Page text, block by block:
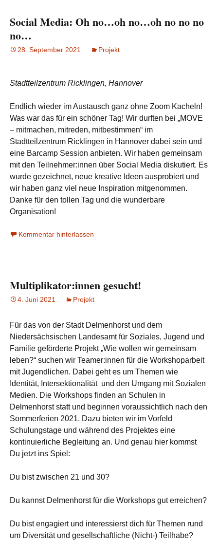
Social Media: Oh no…oh no…oh no no no
no…
28. September 2021 Projekt
Stadtteilzentrum Ricklingen, Hannover
Endlich wieder im Austausch ganz ohne Zoom Kacheln!
Was war das für ein schöner Tag! Wir durften bei „MOVE
– mitmachen, mitreden, mitbestimmen“ im
Stadtteilzentrum Ricklingen in Hannover dabei sein und
eine Barcamp Session anbieten. Wir haben gemeinsam
mit den Teilnehmer:innen über Social Media diskutiert. Es
wurde gezeichnet, neue kreative Ideen ausprobiert und
wir haben ganz viel neue Inspiration mitgenommen.
Danke für den tollen Tag und die wunderbare
Organisation!
Kommentar hinterlassen
Multiplikator:innen gesucht!
4. Juni 2021 Projekt
Für das von der Stadt Delmenhorst und dem
Niedersächsischen Landesamt für Soziales, Jugend und
Familie geförderte Projekt „Wie wollen wir gemeinsam
leben?“ suchen wir Teamer:innen für die Workshoparbeit
mit Jugendlichen. Dabei geht es um Themen wie
Identität, Intersektionalität und den Umgang mit Sozialen
Medien. Die Workshops finden an Schulen in
Delmenhorst statt und beginnen voraussichtlich nach den
Sommerferien 2021. Dazu bieten wir im Vorfeld
Schulungstage und während des Projektes eine
kontinuierliche Begleitung an. Und genau hier kommst
Du jetzt ins Spiel:
Du bist zwischen 21 und 30?
Du kannst Delmenhorst für die Workshops gut erreichen?
Du bist engagiert und interessierst dich für Themen rund
um Diversität und gesellschaftliche (Nicht-) Teilhabe?